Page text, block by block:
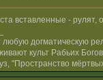
вставленные - рулят,
догматическую
культ Рабьих
"Пространство